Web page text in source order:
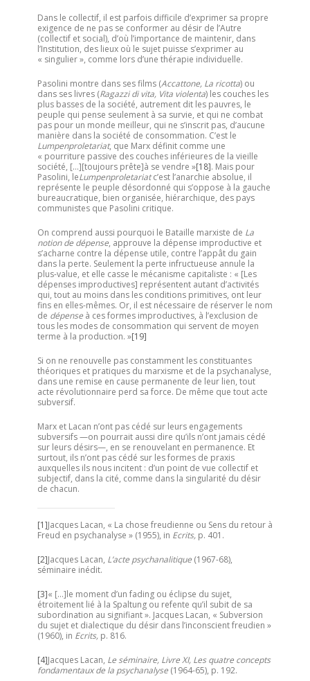
Dans le collectif, il est parfois difficile d’exprimer sa propre
exigence de ne pas se conformer au désir de l’Autre
(collectif et social), d’où l’importance de maintenir, dans
l’Institution, des lieux où le sujet puisse s’exprimer au
« singulier », comme lors d’une thérapie individuelle.
Pasolini montre dans ses films (Accattone, La ricotta) ou
dans ses livres (Ragazzi di vita, Vita violenta) les couches les
plus basses de la société, autrement dit les pauvres, le
peuple qui pense seulement à sa survie, et qui ne combat
pas pour un monde meilleur, qui ne s’inscrit pas, d’aucune
manière dans la société de consommation. C’est le
Lumpenproletariat, que Marx définit comme une
« pourriture passive des couches inférieures de la vieille
société, […][toujours prête]à se vendre »[18]. Mais pour
Pasolini, leLumpenproletariatc’est l’anarchie absolue, il
représente le peuple désordonné qui s’oppose à la gauche
bureaucratique, bien organisée, hiérarchique, des pays
communistes que Pasolini critique.
On comprend aussi pourquoi le Bataille marxiste de La
notion de dépense, approuve la dépense improductive et
s’acharne contre la dépense utile, contre l’appât du gain
dans la perte. Seulement la perte infructueuse annule la
plus-value, et elle casse le mécanisme capitaliste : « [Les
dépenses improductives] représentent autant d’activités
qui, tout au moins dans les conditions primitives, ont leur
fins en elles-mêmes. Or, il est nécessaire de réserver le nom
de dépense à ces formes improductives, à l’exclusion de
tous les modes de consommation qui servent de moyen
terme à la production. »[19]
Si on ne renouvelle pas constamment les constituantes
théoriques et pratiques du marxisme et de la psychanalyse,
dans une remise en cause permanente de leur lien, tout
acte révolutionnaire perd sa force. De même que tout acte
subversif.
Marx et Lacan n’ont pas cédé sur leurs engagements
subversifs —on pourrait aussi dire qu’ils n’ont jamais cédé
sur leurs désirs—, en se renouvelant en permanence. Et
surtout, ils n’ont pas cédé sur les formes de praxis
auxquelles ils nous incitent : d’un point de vue collectif et
subjectif, dans la cité, comme dans la singularité du désir
de chacun.
[1]Jacques Lacan, « La chose freudienne ou Sens du retour à
Freud en psychanalyse » (1955), in Ecrits, p. 401.
[2]Jacques Lacan, L’acte psychanalitique (1967-68),
séminaire inédit.
[3]« […]le moment d’un fading ou éclipse du sujet,
étroitement lié à la Spaltung ou refente qu’il subit de sa
subordination au signifiant ». Jacques Lacan, « Subversion
du sujet et dialectique du désir dans l’inconscient freudien »
(1960), in Ecrits, p. 816.
[4]Jacques Lacan, Le séminaire, Livre XI, Les quatre concepts
fondamentaux de la psychanalyse (1964-65), p. 192.